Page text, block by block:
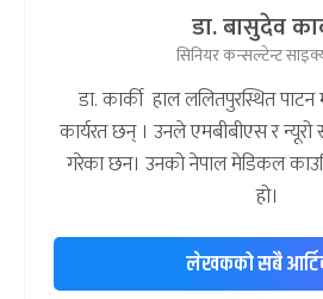
डा. बासुदेव
सिनियर कन्सल्टेन्ट
डा. कार्की हाल ललितपुरस्थित
कार्यरत छन् । उनले एमबीबीएस र न्यूरो
गरेका छन। उनको नेपाल मेडिकल
हो।
लेखकको सबै